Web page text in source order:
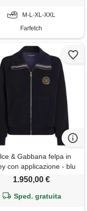
M-L-XL-XXL
Farfetch
& Gabbana felpa in
con applicazione - blu
1.950,00 €
Sped. gratuita